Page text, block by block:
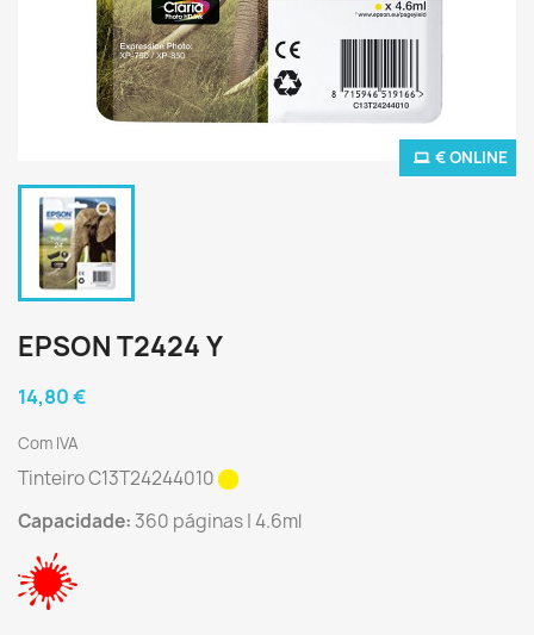
€ ONLINE
EPSON T2424 Y
14,80 €
Com IVA
Tinteiro C13T24244010
Capacidade: 360 páginas | 4.6ml